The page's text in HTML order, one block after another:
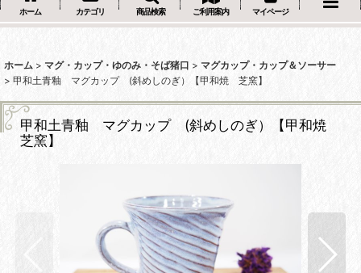
ホーム カテゴリ 商品検索 ご利用案内 マイページ
ホーム > マグ・カップ・ゆのみ・そば猪口 > マグカップ・カップ＆ソーサー
> 甲和土青釉 マグカップ (斜めしのぎ）【甲和焼 芝窯】
甲和土青釉 マグカップ (斜めしのぎ）【甲和焼
芝窯】